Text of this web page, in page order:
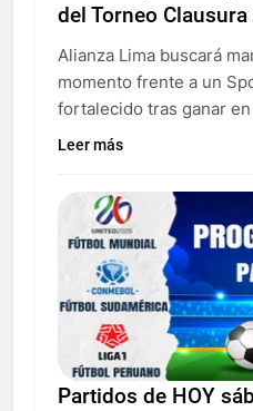
del Torneo
Alianza Lima buscará
momento frente a un
fortalecido tras ganar
Leer más
Partidos de HOY